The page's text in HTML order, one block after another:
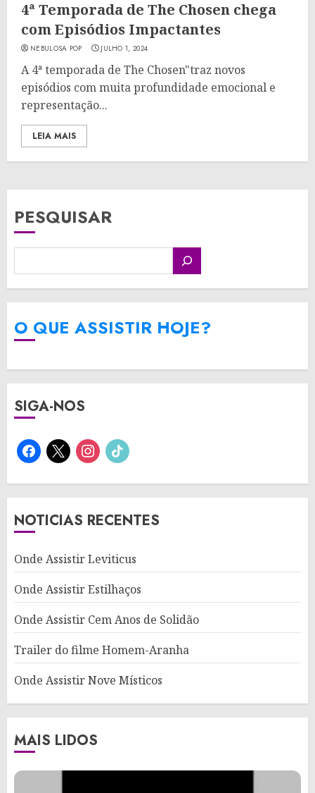
4ª Temporada de The Chosen chega
com Episódios Impactantes
NEBULOSA POP JULHO 1, 2024
A 4ª temporada de The Chosen"traz novos
episódios com muita profundidade emocional e
representação...
LEIA MAIS
PESQUISAR
O QUE ASSISTIR HOJE?
SIGA-NOS
facebook
x instagram
tiktok
NOTICIAS RECENTES
Onde Assistir Leviticus
Onde Assistir Estilhaços
Onde Assistir Cem Anos de Solidão
Trailer do filme Homem-Aranha
Onde Assistir Nove Místicos
MAIS LIDOS